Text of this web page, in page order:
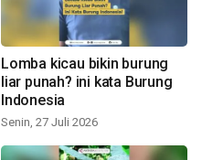
Lomba kicau bikin burung
liar punah? ini kata Burung
Indonesia
Senin, 27 Juli 2026